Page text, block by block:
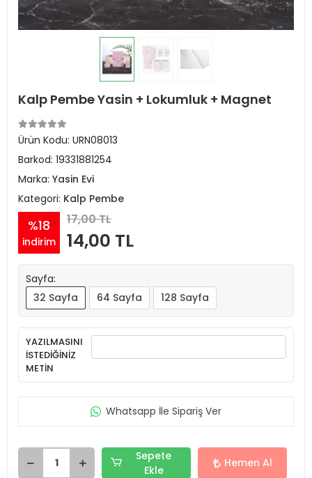
Kalp Pembe Yasin + Lokumluk + Magnet
Ürün Kodu: URN08013
Barkod: 19331881254
Marka: Yasin Evi
Kategori: Kalp Pembe
%18
indirim
17,00 TL
14,00 TL
Sayfa:
32 Sayfa
64 Sayfa 128 Sayfa
YAZILMASINI
İSTEDİĞİNİZ
METİN
Whatsapp İle Sipariş Ver
Sepete
Ekle
Hemen Al